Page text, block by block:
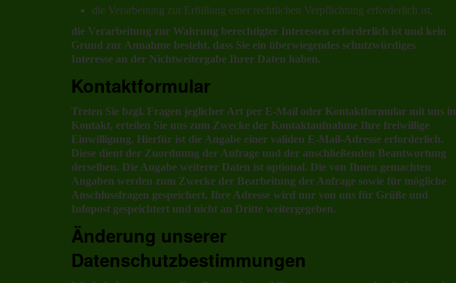
die Verarbeitung zur Erfüllung einer rechtlichen Verpflichtung erforderlich ist,
die Verarbeitung zur Wahrung berechtigter Interessen erforderlich ist und kein
Grund zur Annahme besteht, dass Sie ein überwiegendes schutzwürdiges
Interesse an der Nichtweitergabe Ihrer Daten haben.
Kontaktformular
Treten Sie bzgl. Fragen jeglicher Art per E-Mail oder Kontaktformular mit uns in
Kontakt, erteilen Sie uns zum Zwecke der Kontaktaufnahme Ihre freiwillige
Einwilligung. Hierfür ist die Angabe einer validen E-Mail-Adresse erforderlich.
Diese dient der Zuordnung der Anfrage und der anschließenden Beantwortung
derselben. Die Angabe weiterer Daten ist optional. Die von Ihnen gemachten
Angaben werden zum Zwecke der Bearbeitung der Anfrage sowie für mögliche
Anschlussfragen gespeichert. Ihre Adresse wird nur von uns für Grüße und
Infopost gespeichtert und nicht an Dritte weitergegeben.
Änderung unserer
Datenschutzbestimmungen